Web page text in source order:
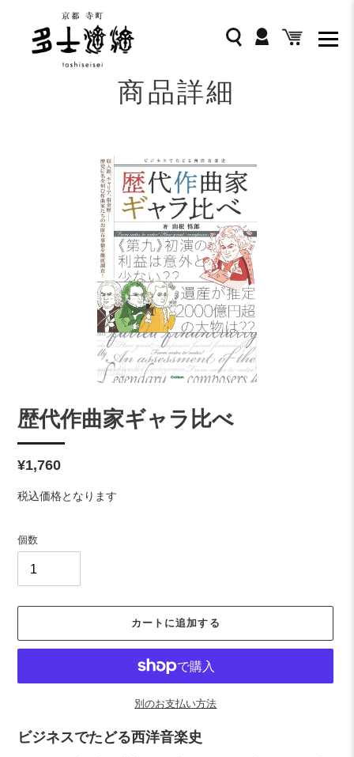
検索 ログインカート
商品詳細
歴代作曲家ギャラ比べ
通
価
¥1,760
税込価格となります
個数
カートに追加する
別のお支払い方法
カ
ビジネスでたどる西洋音楽史